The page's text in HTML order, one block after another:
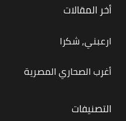
أخر المقالات
ارعبني, شكرا
أغرب الصحاري المصرية
التصنيفات